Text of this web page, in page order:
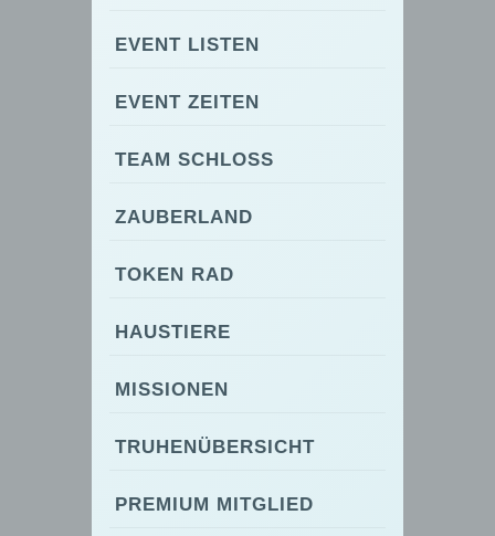
EVENT LISTEN
EVENT ZEITEN
TEAM SCHLOSS
ZAUBERLAND
TOKEN RAD
HAUSTIERE
MISSIONEN
TRUHENÜBERSICHT
PREMIUM MITGLIED